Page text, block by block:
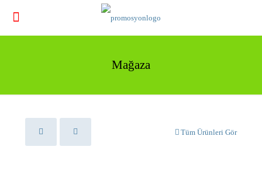
Mağaza
Tüm Ürünleri Gör